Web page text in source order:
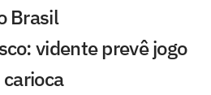
Brasil
vidente prevê jogo